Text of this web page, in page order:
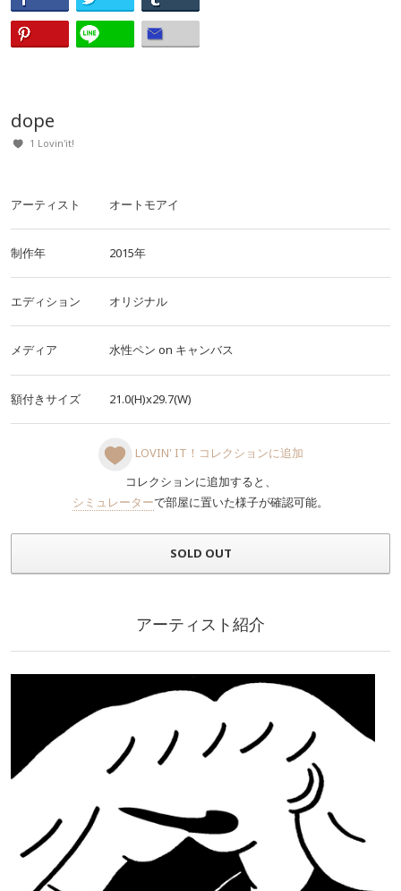
dope
1 Lovin'it!
アーティスト オートモアイ
制作年 2015年
エディション オリジナル
メディア 水性ペン on キャンバス
額付きサイズ 21.0(H)x29.7(W)
LOVIN' IT！コレクションに追加
コレクションに追加すると、
シミュレーターで部屋に置いた様子が確認可能。
SOLD OUT
アーティスト紹介